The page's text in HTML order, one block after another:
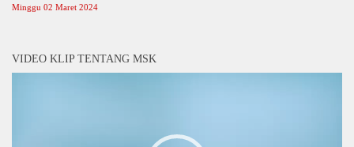
Minggu 02 Maret 2024
VIDEO KLIP TENTANG MSK